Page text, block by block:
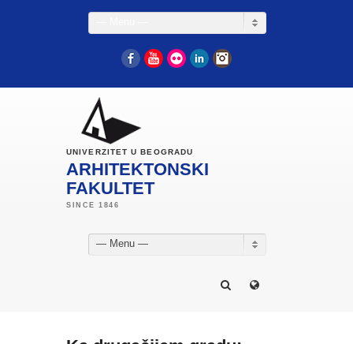
FacebookYouTube
Flickr LinkedIn
UNIVERZITET U BEOGRADU
ARHITEKTONSKI
FAKULTET
— Menu —